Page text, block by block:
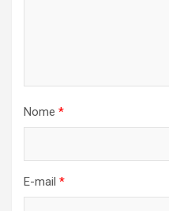
Nome *
E-mail *